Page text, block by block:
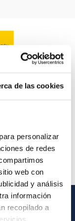
de las cookies
personalizar
de redes
web con
y análisis
información
recopilado a